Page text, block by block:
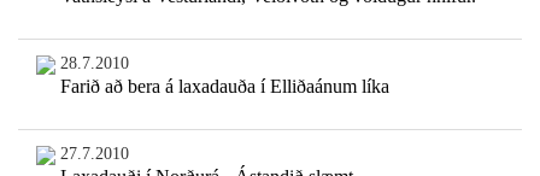
28.7.2010
Farið að bera á laxadauða í Elliðaánum líka
27.7.2010